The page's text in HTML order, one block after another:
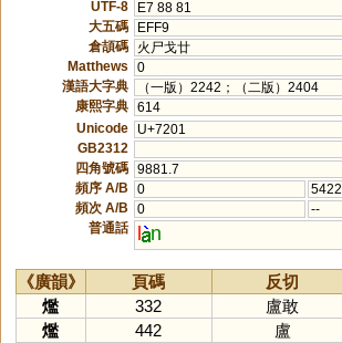
UTF-8
E7 88 81
大五碼
EFF9
倉頡碼
火尸戈廿
Matthews
0
漢語大字典
（一版）2242；（二版）2404
康熙字典 614
Unicode
U+7201
GB2312
四角號碼 9881.7
頻序 A/B
0
5422
頻次 A/B
0
--
普通話
l n
《廣韻》 頁碼 反切
爁
332
盧敢
爁
442
盧